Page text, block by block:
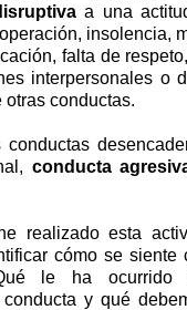
a una
insolencia,
falta de
interpersonales o
conductas.
conductas
conducta
realizado esta
cómo se siente
le ha
y qué